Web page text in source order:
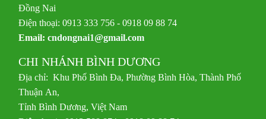
Đồng Nai
Điện thoại: 0913 333 756 - 0918 09 88 74
Email:cndongnai1@gmail.com
CHI NHÁNH BÌNH DƯƠNG
Địa chỉ: Khu Phố Bình Đa, Phường Bình Hòa, Thành Phố
Thuận An,
Tỉnh Bình Dương, Việt Nam